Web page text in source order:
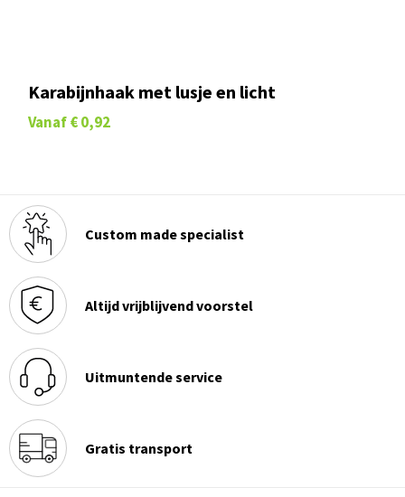
Karabijnhaak met lusje en licht
Vanaf € 0,92
Custom made specialist
Altijd vrijblijvend voorstel
Uitmuntende service
Gratis transport